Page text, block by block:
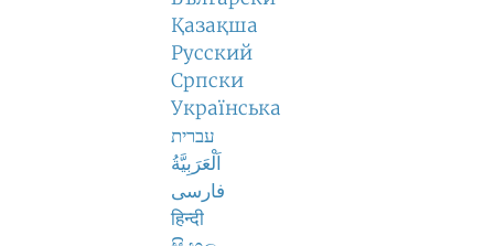
Қазақша
Русский
Српски
Українська
עברית
اَلْعَرَبِيَّةُ
فارسی
हिन्दी